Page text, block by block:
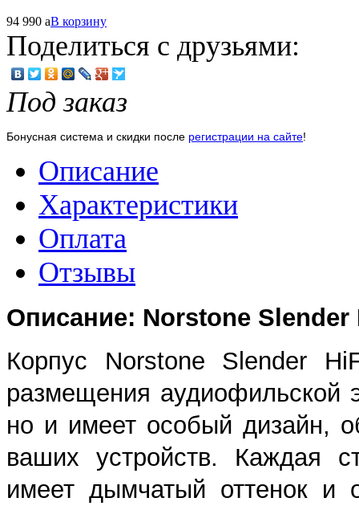
94 990 aВ корзину
Поделиться с друзьями:
Под заказ
Бонусная система и скидки после регистрации на сайте!
Описание
Характеристики
Оплата
Отзывы
Описание: Norstone Slender
Корпус Norstone Slender
размещения аудиофильской
но и имеет особый дизайн,
ваших устройств. Каждая
имеет дымчатый оттенок и